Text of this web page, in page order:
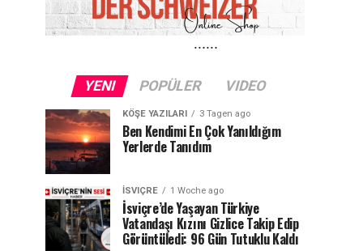
YENI POPÜLER VIDEO
KÖŞE YAZILARI 3 Tagen ago
Ben Kendimi En Çok Yanıldığım
Yerlerde Tanıdım
İSVIÇRE 1 Woche ago
İsviçre’de Yaşayan Türkiye
Vatandaşı Kızını Gizlice Takip Edip
Görüntüledi: 96 Gün Tutuklu Kaldı